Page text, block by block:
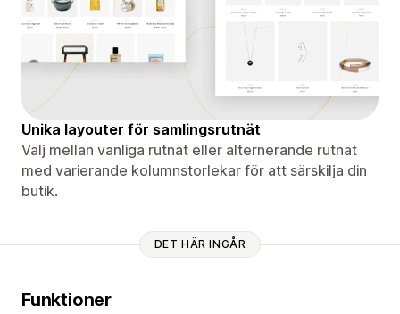
Unika layouter för samlingsrutnät
Välj mellan vanliga rutnät eller alternerande rutnät
med varierande kolumnstorlekar för att särskilja din
butik.
DET HÄR INGÅR
Funktioner